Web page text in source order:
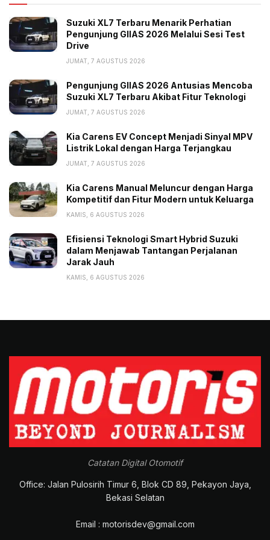
pasar mobil kita masih bisa tumbuh,” ujar dia.
Kukuh menegaskan, potensi pasar mobil Indonesia
sebenarnya mencapai 3 juta unit per tahun. Hitungan
rata-rata mencapai 2 juta unit per tahun, sedangkan
mobil baru dalam kondisi normal mencapai 1 juta unit.
Jika jumlah itu dicapai, demikian Kukuh, penjualan
mobil Indonesia akan menyamai Meksiko. Efeknya juga
sangat besar, di mana pabrik bisa menambah
tahun dan jumlah tenaga kerja.
Imbas ke ekonomi, kata dia, akan besar karena
penyerapan tenaga kerja bisa mendongkrak daya beli.
Industri komponen juga bakal menggeliat, didorong
lonjakan penjualan mobil.
Suzuki XL7 Terbaru Menarik Perhatian
Pengunjung GIIAS 2026 Melalui Sesi Test
Drive
JUMAT, 7 AGUSTUS 2026
Pengunjung GIIAS 2026 Antusias Mencoba
Suzuki XL7 Terbaru Akibat Fitur Teknologi
JUMAT, 7 AGUSTUS 2026
Kia Carens EV Concept Menjadi Sinyal MPV
Listrik Lokal dengan Harga Terjangkau
JUMAT, 7 AGUSTUS 2026
Kia Carens Manual Meluncur dengan Harga
Kompetitif dan Fitur Modern untuk Keluarga
KAMIS, 6 AGUSTUS 2026
Efisiensi Teknologi Smart Hybrid Suzuki
dalam Menjawab Tantangan Perjalanan
Jarak Jauh
KAMIS, 6 AGUSTUS 2026
Catatan Digital Otomotif
Office: Jalan Pulosirih Timur 6, Blok CD 89, Pekayon Jaya,
Bekasi Selatan
Email : motorisdev@gmail.com